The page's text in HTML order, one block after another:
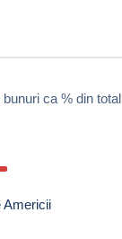
bunuri ca % din total
Americii